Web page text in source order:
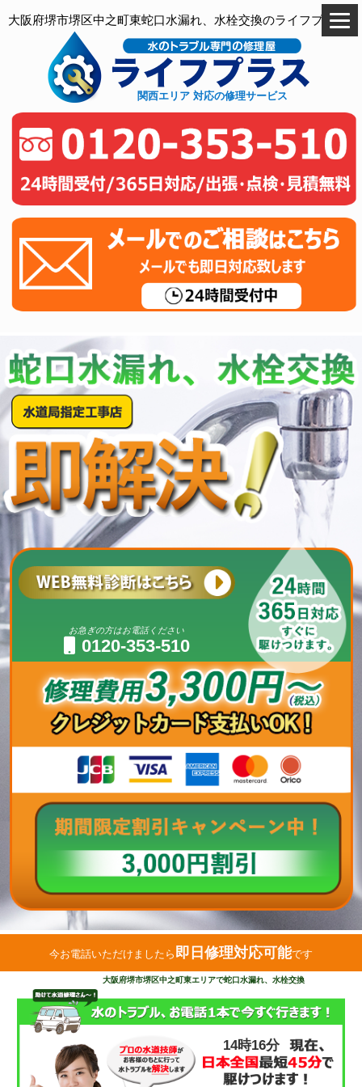
大阪府堺市堺区中之町東蛇口水漏れ、水栓交換のライフプラス
関西エリア 対応の修理サービス
お急ぎの方はお電話ください
0120-353-510
今お電話いただけましたら 即日修理対応可能です
大阪府堺市堺区中之町東エリアで蛇口水漏れ、水栓交換
14時16分